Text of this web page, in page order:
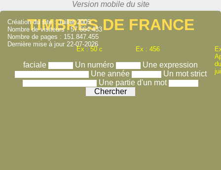
TIMBRES DE FRANCE
Ex : 50 c Ex : 456
faciale Un numéro
Une expression
Une année
Un mot strict
Une partie d'un mot
Création du site : Juillet 2005
Nombre de visiteurs : 57.664.433
Nombre de pages : 151.847.455
Dernière mise à jour 22-07-2026